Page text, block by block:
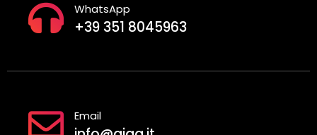
WhatsApp
+39 351 8045963
Email